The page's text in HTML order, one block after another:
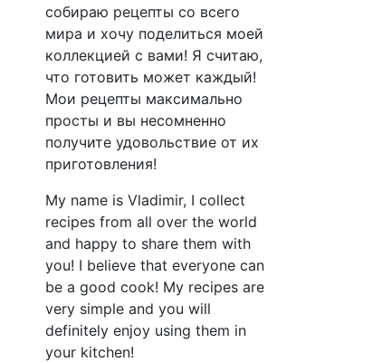
собираю рецепты со всего
мира и хочу поделиться моей
коллекцией с вами! Я считаю,
что готовить может каждый!
Мои рецепты максимально
просты и вы несомненно
получите удовольствие от их
приготовления!
My name is Vladimir, I collect
recipes from all over the world
and happy to share them with
you! I believe that everyone can
be a good cook! My recipes are
very simple and you will
definitely enjoy using them in
your kitchen!